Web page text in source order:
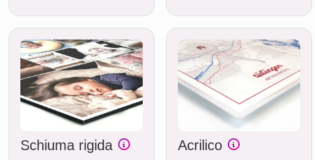
Schiuma rigida Acrilico